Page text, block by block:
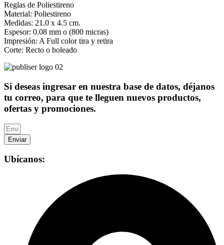
Reglas de Poliestireno
Material: Poliestireno
Medidas: 21.0 x 4.5 cm.
Espesor: 0.08 mm o (800 micras)
Impresión: A Full color tira y retira
Corte: Recto o boleado
Si deseas ingresar en nuestra base de datos, déjanos
tu correo, para que te lleguen nuevos productos,
ofertas y promociones.
Enviar
Ubícanos: